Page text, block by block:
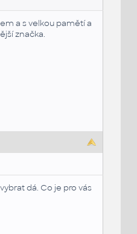
a s velkou pamětí a
značka.
dá. Co je pro vás